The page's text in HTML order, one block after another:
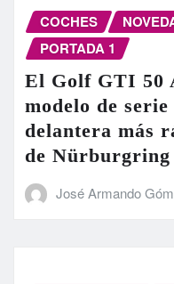
COCHES
PORTADA 1
El Golf GTI 50
modelo de
delantera más
de
José Armando